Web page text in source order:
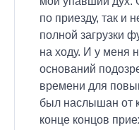
по приезду, так и
полной загрузки
на ходу. И у меня
оснований
времени для
был наслышан от
конце концов